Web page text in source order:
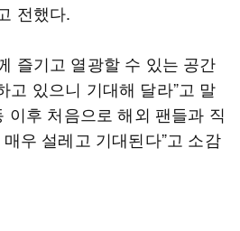
전했다.
즐기고 열광할 수 있는 공간
고 있으니 기대해 달라”고 말
이후 처음으로 해외 팬들과 직
우 설레고 기대된다”고 소감